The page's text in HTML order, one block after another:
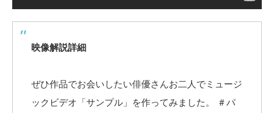
映像解説詳細
ぜひ作品でお会いしたい俳優さんお二人でミュージ
ックビデオ「サンプル」を作ってみました。 ＃パ